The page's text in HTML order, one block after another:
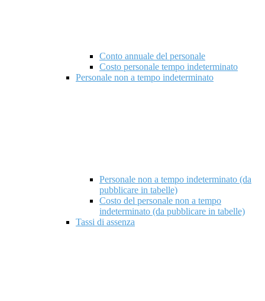
Conto annuale del personale
Costo personale tempo indeterminato
Personale non a tempo indeterminato
Personale non a tempo indeterminato (da
pubblicare in tabelle)
Costo del personale non a tempo
indeterminato (da pubblicare in tabelle)
Tassi di assenza